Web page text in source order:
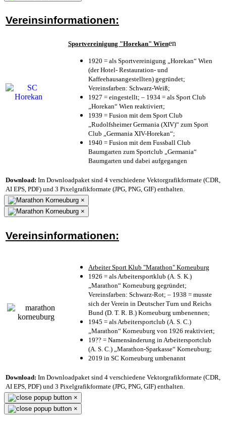
Vereinsinformationen:
Sportvereinigung "Horekan" Wienen
1920 = als Sportvereinigung „Horekan“ Wien
(der Hotel- Restauration- und
Kaffeehausangestellten) gegründet;
Vereinsfarben: Schwarz-Weiß;
1927 = eingestellt; – 1934 = als Sport Club
„Horekan“ Wien reaktiviert;
1939 = Fusion mit dem Sport Club
„Rudolfsheimer Germania (XIV)“ zum Sport
Club „Germania XIV-Horekan“;
1940 = Fusion mit dem Fussball Club
Baumgarten zum Sportclub „Germania“
Baumgarten und dabei aufgegangen
Download: Im Downloadpaket sind 4 verschiedene Vektorgrafikformate (CDR,
AI EPS, PDF) und 3 Pixelgrafikformate (JPG, PNG, GIF) enthalten.
×
×
Vereinsinformationen:
Arbeiter Sport Klub "Marathon" Korneuburg
1926 = als Arbeitersportklub (A. S. K.)
„Marathon“ Korneuburg gegründet;
Vereinsfarben: Schwarz-Rot; – 1938 = musste
sich der Verein in Deutscher Turn und Reichs
Bund (D. T. R. B.) Korneuburg umbenennen;
1945 = als Arbeitersportclub (A. S. C.)
„Marathon“ Korneuburg von 1926 reaktiviert;
19?? = Namensänderung in Arbeitersportclub
(A. S. C.) „Marathon-Sparkasse“ Korneuburg;
2019 in SC Korneuburg umbenannt
Download: Im Downloadpaket sind 4 verschiedene Vektorgrafikformate (CDR,
AI EPS, PDF) und 3 Pixelgrafikformate (JPG, PNG, GIF) enthalten.
×
×